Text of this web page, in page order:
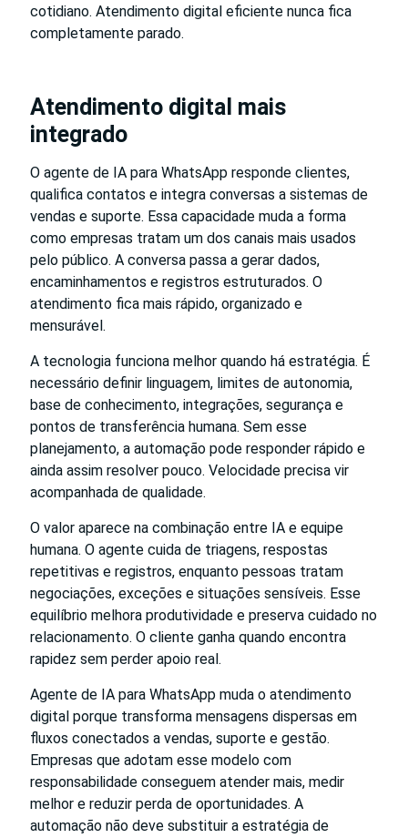
cotidiano. Atendimento digital eficiente nunca fica
completamente parado.
Atendimento digital mais
integrado
O agente de IA para WhatsApp responde clientes,
qualifica contatos e integra conversas a sistemas de
vendas e suporte. Essa capacidade muda a forma
como empresas tratam um dos canais mais usados
pelo público. A conversa passa a gerar dados,
encaminhamentos e registros estruturados. O
atendimento fica mais rápido, organizado e
mensurável.
A tecnologia funciona melhor quando há estratégia. É
necessário definir linguagem, limites de autonomia,
base de conhecimento, integrações, segurança e
pontos de transferência humana. Sem esse
planejamento, a automação pode responder rápido e
ainda assim resolver pouco. Velocidade precisa vir
acompanhada de qualidade.
O valor aparece na combinação entre IA e equipe
humana. O agente cuida de triagens, respostas
repetitivas e registros, enquanto pessoas tratam
negociações, exceções e situações sensíveis. Esse
equilíbrio melhora produtividade e preserva cuidado no
relacionamento. O cliente ganha quando encontra
rapidez sem perder apoio real.
Agente de IA para WhatsApp muda o atendimento
digital porque transforma mensagens dispersas em
fluxos conectados a vendas, suporte e gestão.
Empresas que adotam esse modelo com
responsabilidade conseguem atender mais, medir
melhor e reduzir perda de oportunidades. A
automação não deve substituir a estratégia de